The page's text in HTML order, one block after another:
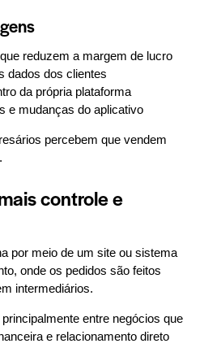
reduzem a margem de lucro
dados dos clientes
da própria plataforma
e mudanças do aplicativo
percebem que vendem
controle e
por meio de um site ou sistema
onde os pedidos são feitos
intermediários.
entre negócios que
e relacionamento direto